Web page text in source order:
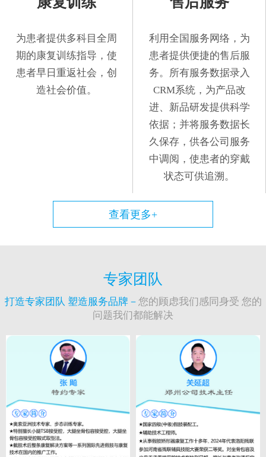
为患者提供多科目全周
期的康复训练指导，使
患者早日重返社会，创
造社会价值。
利用全国服务网络，为
患者提供便捷的售后服
务。所有服务数据录入
CRM系统，为产品改
进、新品研发提供科学
依据；并将服务数据长
久保存，供各公司服务
中调阅，使患者的穿戴
状态可供追溯。
查看更多+
专家团队
打造专家团队 塑造服务品牌－ 您的顾虑我们感同身受 您的
问题我们都能解决